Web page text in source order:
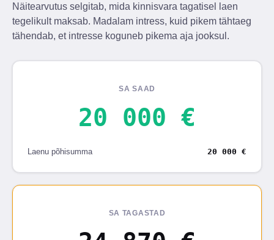
Näitearvutus selgitab, mida kinnisvara tagatisel laen
tegelikult maksab. Madalam intress, kuid pikem tähtaeg
tähendab, et intresse koguneb pikema aja jooksul.
SA SAAD
20 000 €
Laenu põhisumma 20 000 €
SA TAGASTAD